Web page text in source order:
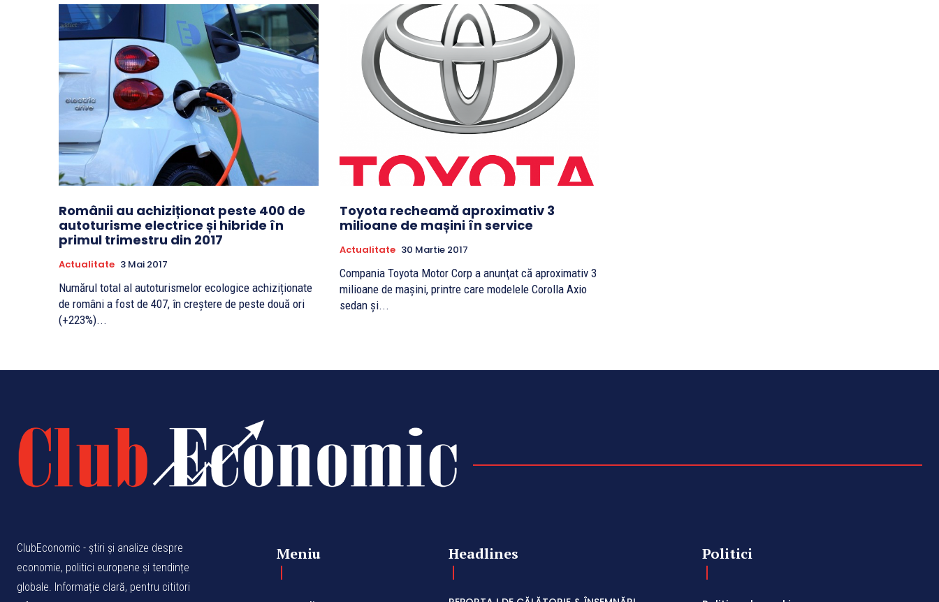
Românii au achiziționat peste 400 de
autoturisme electrice și hibride în
primul trimestru din 2017
Actualitate 3 Mai 2017
Numărul total al autoturismelor ecologice achiziționate
de români a fost de 407, în creștere de peste două ori
(+223%)...
Toyota recheamă aproximativ 3
milioane de mașini în service
Actualitate 30 Martie 2017
Compania Toyota Motor Corp a anunţat că aproximativ 3
milioane de maşini, printre care modelele Corolla Axio
sedan şi...
ClubEconomic - știri și analize despre
economie, politici europene și tendințe
globale. Informație clară, pentru cititori
Meniu Headlines Politici